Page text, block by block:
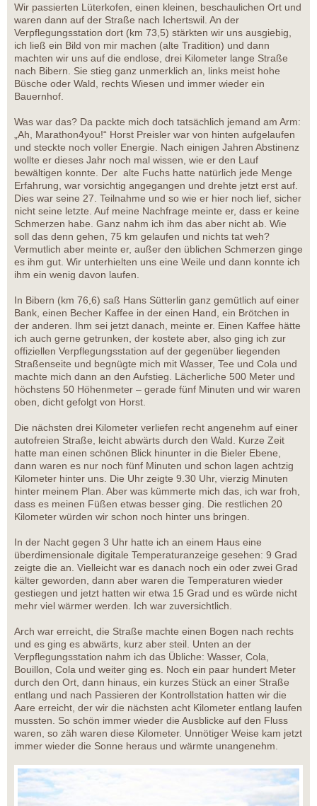
Wir passierten Lüterkofen, einen kleinen, beschaulichen Ort und
waren dann auf der Straße nach Ichertswil. An der
Verpflegungsstation dort (km 73,5) stärkten wir uns ausgiebig,
ich ließ ein Bild von mir machen (alte Tradition) und dann
machten wir uns auf die endlose, drei Kilometer lange Straße
nach Bibern. Sie stieg ganz unmerklich an, links meist hohe
Büsche oder Wald, rechts Wiesen und immer wieder ein
Bauernhof.
Was war das? Da packte mich doch tatsächlich jemand am Arm:
„Ah, Marathon4you!“ Horst Preisler war von hinten aufgelaufen
und steckte noch voller Energie. Nach einigen Jahren Abstinenz
wollte er dieses Jahr noch mal wissen, wie er den Lauf
bewältigen konnte. Der alte Fuchs hatte natürlich jede Menge
Erfahrung, war vorsichtig angegangen und drehte jetzt erst auf.
Dies war seine 27. Teilnahme und so wie er hier noch lief, sicher
nicht seine letzte. Auf meine Nachfrage meinte er, dass er keine
Schmerzen habe. Ganz nahm ich ihm das aber nicht ab. Wie
soll das denn gehen, 75 km gelaufen und nichts tat weh?
Vermutlich aber meinte er, außer den üblichen Schmerzen ginge
es ihm gut. Wir unterhielten uns eine Weile und dann konnte ich
ihm ein wenig davon laufen.
In Bibern (km 76,6) saß Hans Sütterlin ganz gemütlich auf einer
Bank, einen Becher Kaffee in der einen Hand, ein Brötchen in
der anderen. Ihm sei jetzt danach, meinte er. Einen Kaffee hätte
ich auch gerne getrunken, der kostete aber, also ging ich zur
offiziellen Verpflegungsstation auf der gegenüber liegenden
Straßenseite und begnügte mich mit Wasser, Tee und Cola und
machte mich dann an den Aufstieg. Lächerliche 500 Meter und
höchstens 50 Höhenmeter – gerade fünf Minuten und wir waren
oben, dicht gefolgt von Horst.
Die nächsten drei Kilometer verliefen recht angenehm auf einer
autofreien Straße, leicht abwärts durch den Wald. Kurze Zeit
hatte man einen schönen Blick hinunter in die Bieler Ebene,
dann waren es nur noch fünf Minuten und schon lagen achtzig
Kilometer hinter uns. Die Uhr zeigte 9.30 Uhr, vierzig Minuten
hinter meinem Plan. Aber was kümmerte mich das, ich war froh,
dass es meinen Füßen etwas besser ging. Die restlichen 20
Kilometer würden wir schon noch hinter uns bringen.
In der Nacht gegen 3 Uhr hatte ich an einem Haus eine
überdimensionale digitale Temperaturanzeige gesehen: 9 Grad
zeigte die an. Vielleicht war es danach noch ein oder zwei Grad
kälter geworden, dann aber waren die Temperaturen wieder
gestiegen und jetzt hatten wir etwa 15 Grad und es würde nicht
mehr viel wärmer werden. Ich war zuversichtlich.
Arch war erreicht, die Straße machte einen Bogen nach rechts
und es ging es abwärts, kurz aber steil. Unten an der
Verpflegungsstation nahm ich das Übliche: Wasser, Cola,
Bouillon, Cola und weiter ging es. Noch ein paar hundert Meter
durch den Ort, dann hinaus, ein kurzes Stück an einer Straße
entlang und nach Passieren der Kontrollstation hatten wir die
Aare erreicht, der wir die nächsten acht Kilometer entlang laufen
mussten. So schön immer wieder die Ausblicke auf den Fluss
waren, so zäh waren diese Kilometer. Unnötiger Weise kam jetzt
immer wieder die Sonne heraus und wärmte unangenehm.